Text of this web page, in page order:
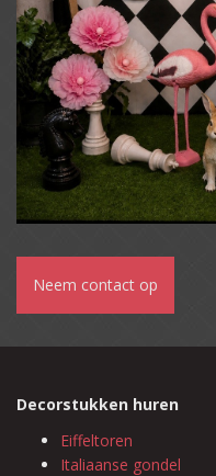
Neem contact op
Decorstukken huren
Eiffeltoren
Italiaanse gondel